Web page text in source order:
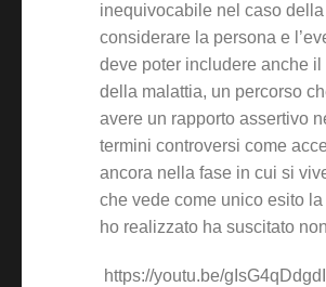
inequivocabile nel caso
considerare la persona e
deve poter includere anche
della malattia, un percorso
avere un rapporto assertivo
termini controversi come
ancora nella fase in cui si
che vede come unico esito
ho realizzato ha suscitato
https://youtu.be/gIsG4qDdgdI